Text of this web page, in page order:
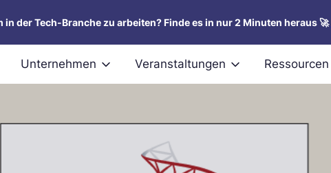
in der Tech-Branche zu arbeiten? Finde es in nur 2 Minuten heraus 🚀
Unternehmen Veranstaltungen Ressourcen